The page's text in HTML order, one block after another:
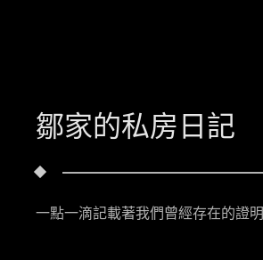
鄒家的私房日記
一點一滴記載著我們曾經存在的證明